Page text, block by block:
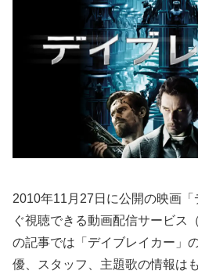
2010年11月27日に公開の映画
ぐ視聴できる動画配信サービス
の記事では「デイブレイカー」
優、スタッフ、主題歌の情報は